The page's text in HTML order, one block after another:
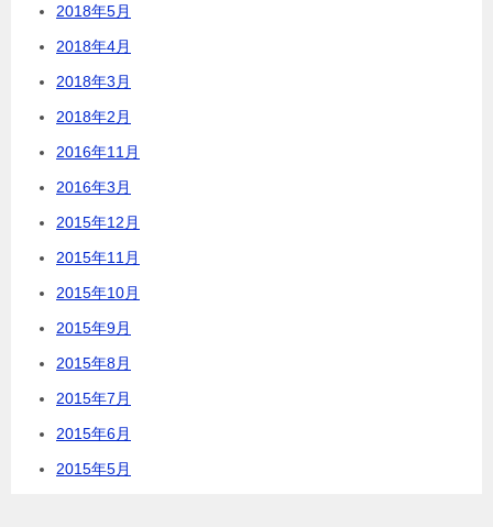
2018年5月
2018年4月
2018年3月
2018年2月
2016年11月
2016年3月
2015年12月
2015年11月
2015年10月
2015年9月
2015年8月
2015年7月
2015年6月
2015年5月